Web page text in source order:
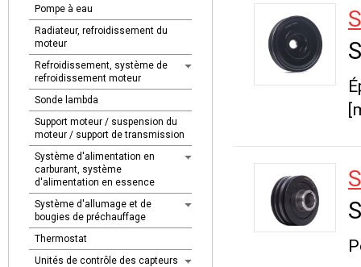
Pompe à eau
Radiateur, refroidissement du
moteur
Refroidissement, système de
refroidissement moteur
Sonde lambda
Support moteur / suspension du
moteur / support de transmission
Système d'alimentation en
carburant, système
d'alimentation en essence
Système d'allumage et de
bougies de préchauffage
Thermostat
Unités de contrôle des capteurs